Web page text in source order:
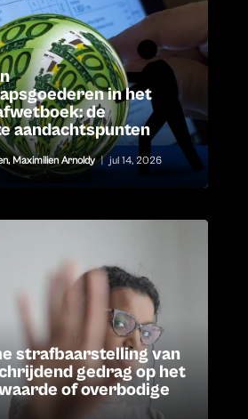
in het
de
aandachtspunten
, Maximilien Arnoldy | jul 14, 2026
strafbaarstelling van
gedrag op het
of overbodige